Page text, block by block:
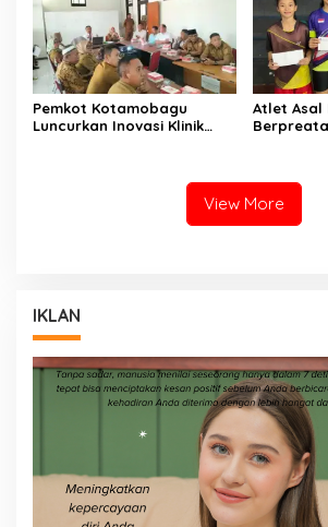
Pemkot Kotamobagu
Luncurkan Inovasi Klinik
Atlet Asal
View More
IKLAN